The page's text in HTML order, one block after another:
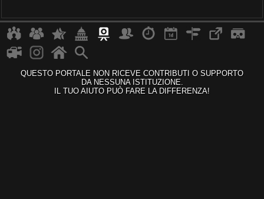
QUESTO PORTALE NON RICEVE CONTRIBUTI O SUPPORTO
DA NESSUNA ISTITUZIONE.
IL TUO AIUTO PUÒ FARE LA DIFFERENZA!